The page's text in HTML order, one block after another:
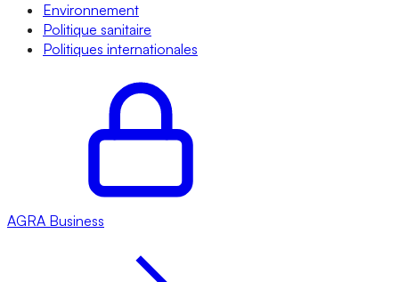
Environnement
Politique sanitaire
Politiques internationales
AGRA Business